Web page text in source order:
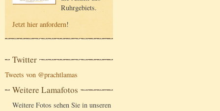
Ruhrgebiets.
Jetzt hier anfordern!
Twitter
Tweets von @prachtlamas
Weitere Lamafotos
Weitere Fotos sehen Sie in unseren